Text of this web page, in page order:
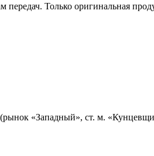
передач. Только оригинальная
«Западный», ст. м.